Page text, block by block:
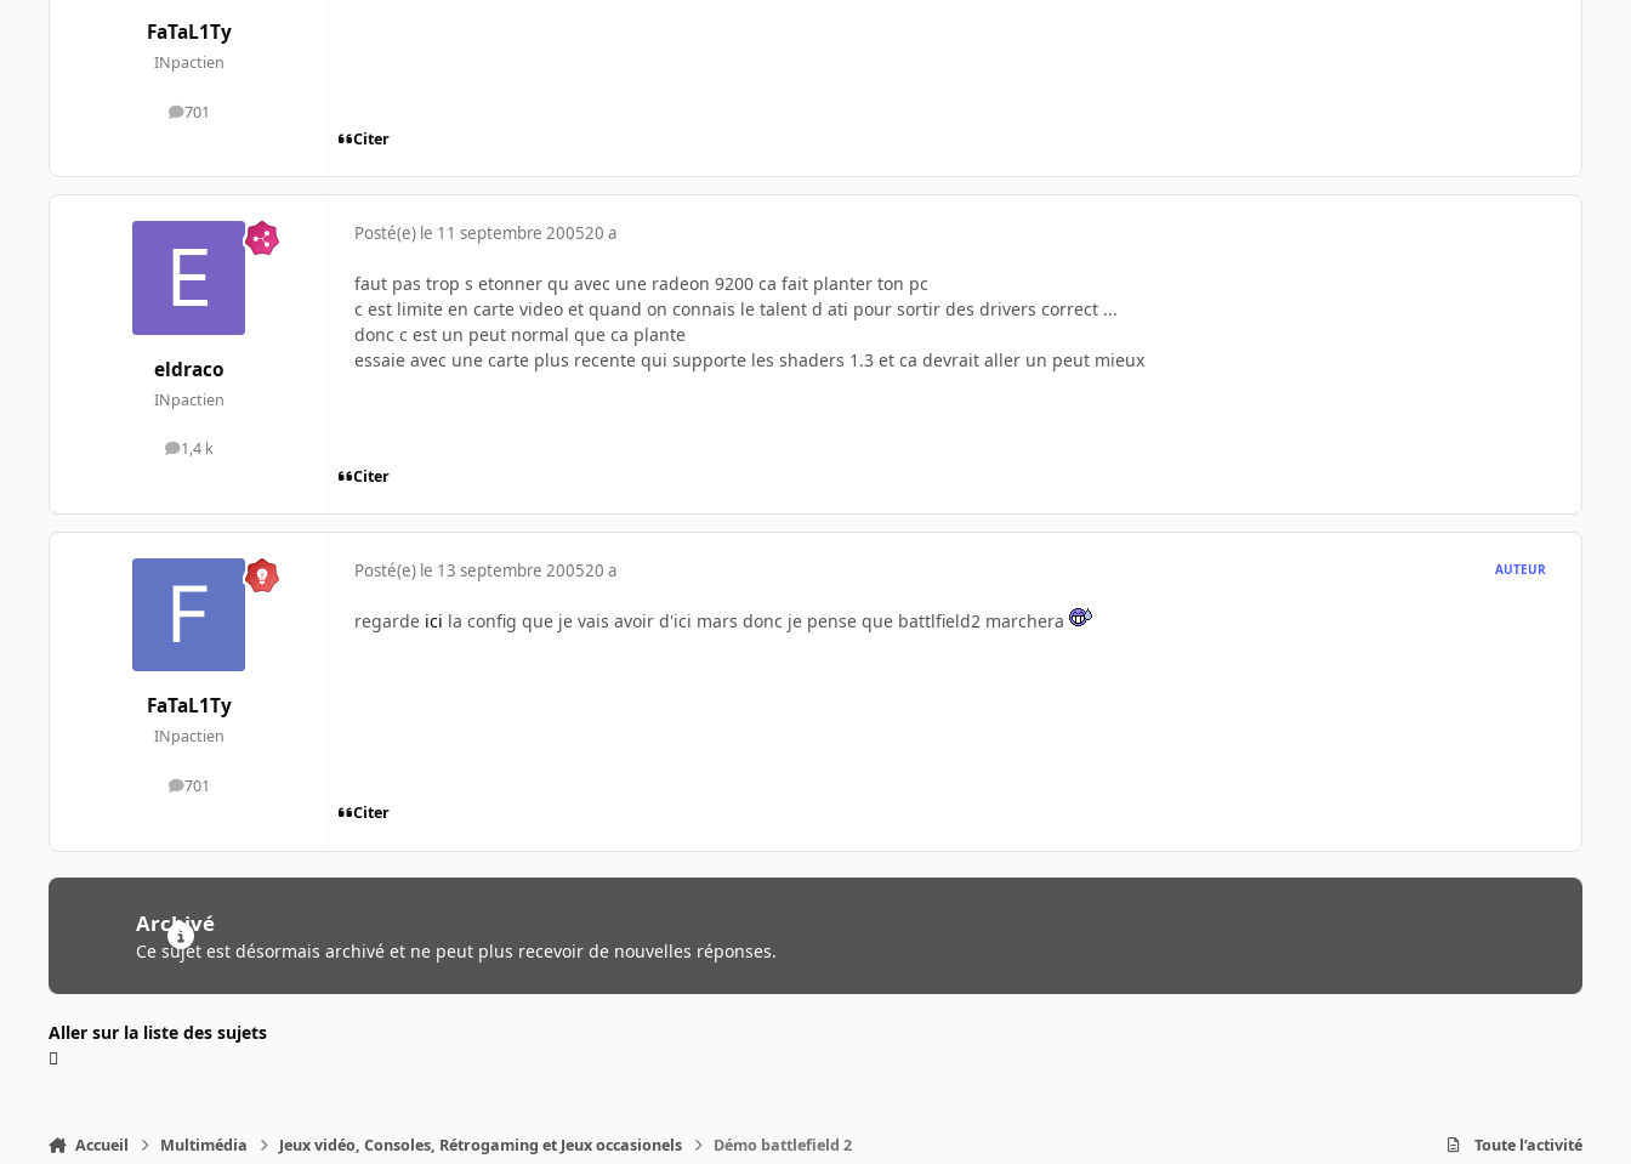
FaTaL1Ty
INpactien
701
messages
Citer
eldraco
INpactien
1,4 k
messages
Posté(e) le 11 septembre 200520 a
faut pas trop s etonner qu avec une radeon 9200 ca fait planter ton pc
c est limite en carte video et quand on connais le talent d ati pour sortir des drivers correct ...
donc c est un peut normal que ca plante
essaie avec une carte plus recente qui supporte les shaders 1.3 et ca devrait aller un peut mieux
Citer
FaTaL1Ty
INpactien
701
messages
Posté(e) le 13 septembre 200520 a AUTEUR
regarde ici la config que je vais avoir d'ici mars donc je pense que battlfield2 marchera
Citer
Archivé
Ce sujet est désormais archivé et ne peut plus recevoir de nouvelles réponses.
Aller sur la liste des sujets
Accueil Multimédia Jeux vidéo, Consoles, Rétrogaming et Jeux occasionels Démo battlefield 2 Toute l’activité